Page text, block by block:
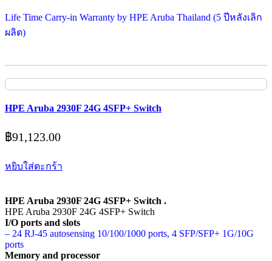
Life Time Carry-in Warranty by HPE Aruba Thailand (5 ปีหลังเลิก
ผลิต)
HPE Aruba 2930F 24G 4SFP+ Switch
฿91,123.00
หยิบใส่ตะกร้า
HPE Aruba 2930F 24G 4SFP+ Switch .
HPE Aruba 2930F 24G 4SFP+ Switch
I/O ports and slots
– 24 RJ-45 autosensing 10/100/1000 ports, 4 SFP/SFP+ 1G/10G
ports
Memory and processor